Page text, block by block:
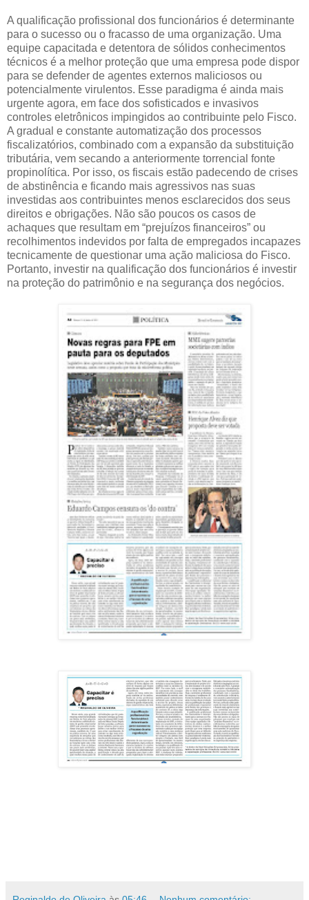
A qualificação profissional dos funcionários é determinante
para o sucesso ou o fracasso de uma organização. Uma
equipe capacitada e detentora de sólidos conhecimentos
técnicos é a melhor proteção que uma empresa pode dispor
para se defender de agentes externos maliciosos ou
potencialmente virulentos. Esse paradigma é ainda mais
urgente agora, em face dos sofisticados e invasivos
controles eletrônicos impingidos ao contribuinte pelo Fisco.
A gradual e constante automatização dos processos
fiscalizatórios, combinado com a expansão da substituição
tributária, vem secando a anteriormente torrencial fonte
propinolítica. Por isso, os fiscais estão padecendo de crises
de abstinência e ficando mais agressivos nas suas
investidas aos contribuintes menos esclarecidos dos seus
direitos e obrigações. Não são poucos os casos de
achaques que resultam em “prejuízos financeiros” ou
recolhimentos indevidos por falta de empregados incapazes
tecnicamente de questionar uma ação maliciosa do Fisco.
Portanto, investir na qualificação dos funcionários é investir
na proteção do patrimônio e na segurança dos negócios.